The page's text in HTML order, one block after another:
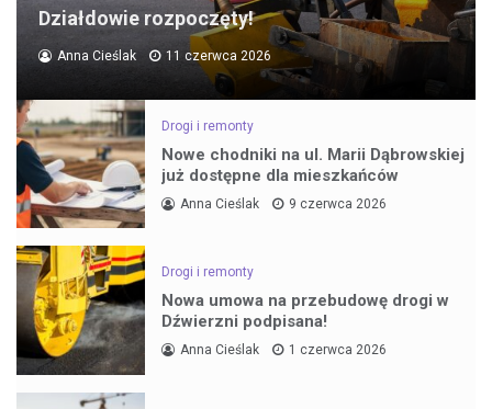
Działdowie rozpoczęty!
Anna Cieślak 11 czerwca 2026
Drogi i remonty
Nowe chodniki na ul. Marii Dąbrowskiej
już dostępne dla mieszkańców
Anna Cieślak 9 czerwca 2026
Drogi i remonty
Nowa umowa na przebudowę drogi w
Dźwierzni podpisana!
Anna Cieślak 1 czerwca 2026